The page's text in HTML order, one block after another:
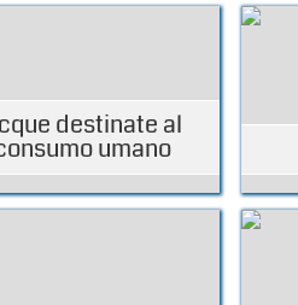
destinate al
umano